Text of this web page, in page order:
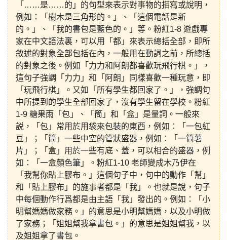
「……是……的」的句型來表示對事物的描寫或說明，
例如：「樹木是三角形的。」、「這個電話是新
的。」、「我的書包是藍色的。」等。粉紅1-8 遊戲專
家在中文語法裏，可以用「都」來表示總括全部，即所
敘述的對象全部包括在內，一般用在動詞之前，所總括
的對象之後。例如「力力和阿朗都喜歡玩飛行棋。」，
這句子強調「力力」和「阿朗」同樣喜歡一種玩意，即
「玩飛行棋」。又如「所有學生都回家了。」，強調句
中所提到的學生全部回家了，沒有學生留在學校。粉紅
1-9 糖果雨「包」、「筒」和「盒」是量詞。一般來
説，「包」常用於用袋來包裝的東西，例如：「一包紅
豆」；「筒」一些中空的管狀盛器，例如：「一筒薯
片」；「盒」用於一些有底、蓋，可以相合的盛器，例
如：「一盒顏色筆」。粉紅1-10 老師變成木乃伊在
「我幫你貼上膠布。」這個句子中，句中的動作「幫」
和「貼上膠布」的施事者都是「我」。也就是說，句子
中每個動作行爲都是由主語「我」發出的。例如：「小
明幫媽媽做家務。」的意思是小明幫媽媽，以及小明做
了家務；「姐姐幫我拿書包。」的意思是姐姐幫我，以
及姐姐拿了書包。